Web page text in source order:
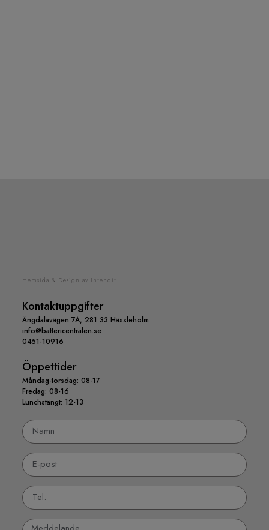
Hemsida & Design av Intendit
Kontaktuppgifter
Ängdalavägen 7A, 281 33 Hässleholm
info@battericentralen.se
0451-10916
Öppettider
Måndag-torsdag: 08-17
Fredag: 08-16
Lunchstängt: 12-13